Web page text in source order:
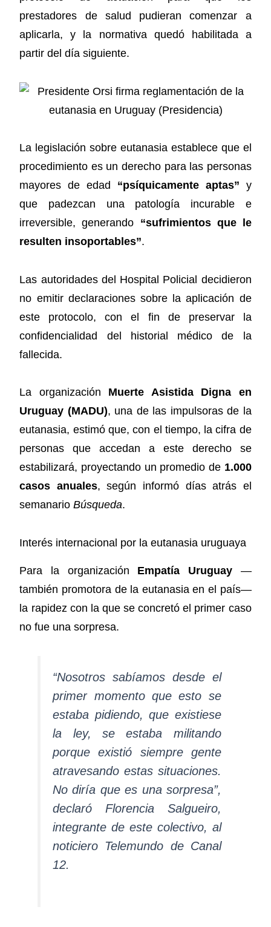
prestadores de salud pudieran comenzar a
aplicarla, y la normativa quedó habilitada a
partir del día siguiente.
La legislación sobre eutanasia establece que el
procedimiento es un derecho para las personas
mayores de edad “psíquicamente aptas” y
que padezcan una patología incurable e
irreversible, generando “sufrimientos que le
resulten insoportables”.
Las autoridades del Hospital Policial decidieron
no emitir declaraciones sobre la aplicación de
este protocolo, con el fin de preservar la
confidencialidad del historial médico de la
fallecida.
La organización Muerte Asistida Digna en
Uruguay (MADU), una de las impulsoras de la
eutanasia, estimó que, con el tiempo, la cifra de
personas que accedan a este derecho se
estabilizará, proyectando un promedio de 1.000
casos anuales, según informó días atrás el
semanarioBúsqueda.
Interés internacional por la eutanasia uruguaya
Para la organización Empatía Uruguay—
también promotora de la eutanasia en el país—
la rapidez con la que se concretó el primer caso
no fue una sorpresa.
“Nosotros sabíamos desde el
primer momento que esto se
estaba pidiendo, que existiese
la ley, se estaba militando
porque existió siempre gente
atravesando estas situaciones.
No diría que es una sorpresa”,
declaró Florencia Salgueiro,
integrante de este colectivo, al
noticiero Telemundo de Canal
12.